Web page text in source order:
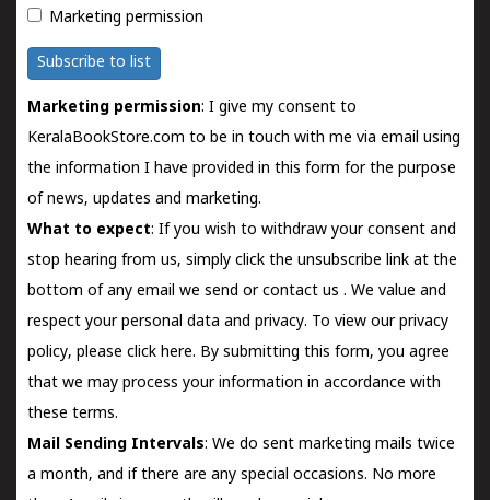
Marketing permission
Subscribe to list
Marketing permission: I give my consent to
KeralaBookStore.com to be in touch with me via email using
the information I have provided in this form for the purpose
of news, updates and marketing.
What to expect: If you wish to withdraw your consent and
stop hearing from us, simply click the unsubscribe link at the
bottom of any email we send orcontact us . We value and
respect your personal data and privacy. To view our privacy
policy, please click here. By submitting this form, you agree
that we may process your information in accordance with
these terms.
Mail Sending Intervals: We do sent marketing mails twice
a month, and if there are any special occasions. No more